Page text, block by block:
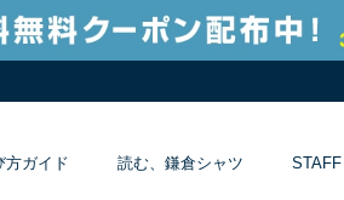
方ガイド 読む、鎌倉シャツ